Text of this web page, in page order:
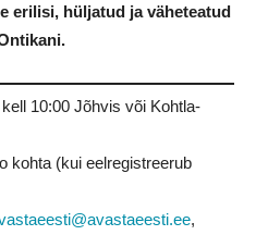
erilisi, hüljatud ja väheteatud
10:00 Jõhvis või Kohtla-
kohta (kui eelregistreerub
,